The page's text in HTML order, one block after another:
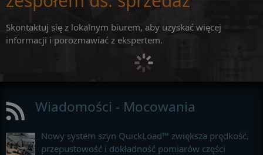
Skontaktuj się z lokalnym biurem, aby uzyskać więcej
informacji i porozmawiać z ekspertem.
Wiadomości - Mocowania
Nowy system szyn QuickLoad™ zwiększa prędkość,
przepustowość i dokładność pomiarów części